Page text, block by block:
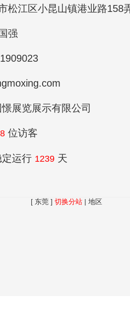
松江区小昆山镇港业路158
强
展览展示有限公司
位访客
运行 1239 天
[ 东莞 ] 切换分站 | 地区